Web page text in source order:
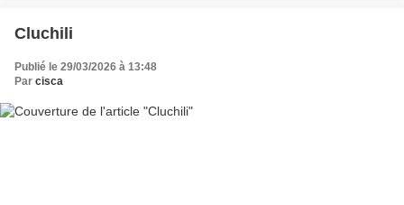
Cluchili
Publié le 29/03/2026 à 13:48
Par cisca